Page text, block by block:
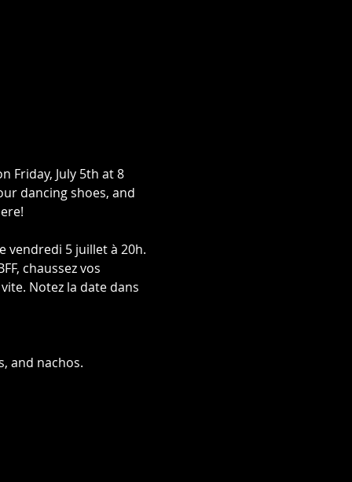
Friday, July 5th at 8
dancing shoes, and
vendredi 5 juillet à 20h.
chaussez vos
Notez la date dans
and nachos.